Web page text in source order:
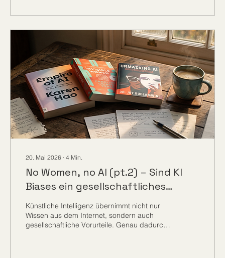
20. Mai 2026 ∙ 4 Min.
No Women, no AI (pt.2) – Sind KI
Biases ein gesellschaftliches
Problem?
Künstliche Intelligenz übernimmt nicht nur
Wissen aus dem Internet, sondern auch
gesellschaftliche Vorurteile. Genau dadurch